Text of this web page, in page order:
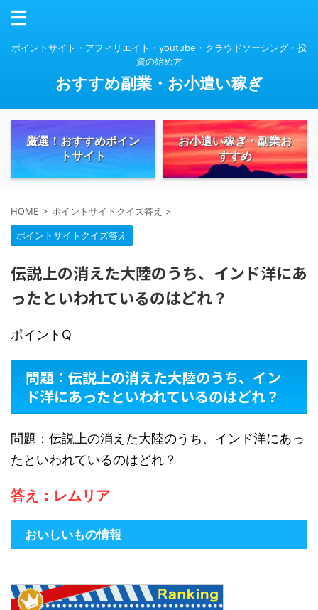
ポイントサイト・アフィリエイト・youtube・クラウドソーシング・投
資の始め方
おすすめ副業・お小遣い稼ぎ
厳選！おすすめポイン
トサイト
お小遣い稼ぎ・副業お
すすめ
HOME > ポイントサイトクイズ答え >
ポイントサイトクイズ答え
伝説上の消えた大陸のうち、インド洋にあ
ったといわれているのはどれ？
ポイントQ
問題：伝説上の消えた大陸のうち、イン
ド洋にあったといわれているのはどれ？
問題：伝説上の消えた大陸のうち、インド洋にあっ
たといわれているのはどれ？
答え：レムリア
おいしいもの情報